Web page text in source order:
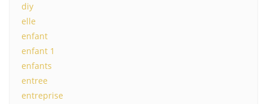
diy
elle
enfant
enfant 1
enfants
entree
entreprise